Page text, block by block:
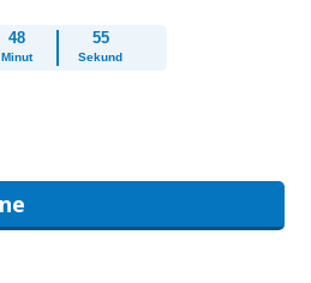
48
Minut
55
Sekund